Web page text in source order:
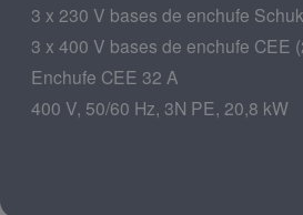
3 x 230 V bases de enchufe
3 x 400 V bases de enchufe CEE
Enchufe CEE 32 A
400 V, 50/60 Hz, 3N PE, 20,8 kW